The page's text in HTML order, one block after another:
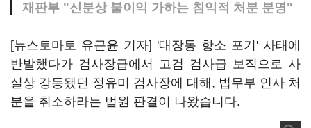
재판부 "신분상 불이익 가하는 침익적 처분 분명"
[뉴스토마토 유근윤 기자] '대장동 항소 포기' 사태에
반발했다가 검사장급에서 고검 검사급 보직으로 사
실상 강등됐던 정유미 검사장에 대해, 법무부 인사 처
분을 취소하라는 법원 판결이 나왔습니다.